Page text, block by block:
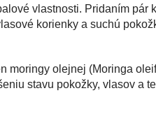
vlastnosti. Pridaním pár
korienky a suchú
moringy olejnej (Moringa
stavu pokožky, vlasov a